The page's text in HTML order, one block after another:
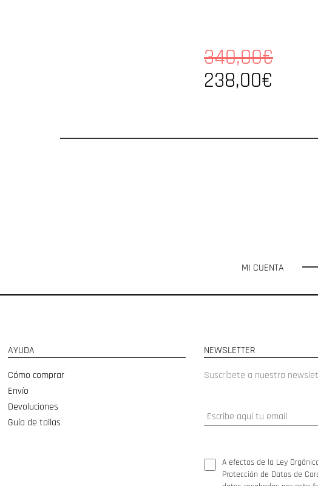
340,00€
238,00€
MI CUENTA
AYUDA
Cómo comprar
Envío
Devoluciones
Guía de tallas
NEWSLETTER
Suscríbete a nuestra
A efectos de la Ley
Protección de Datos de